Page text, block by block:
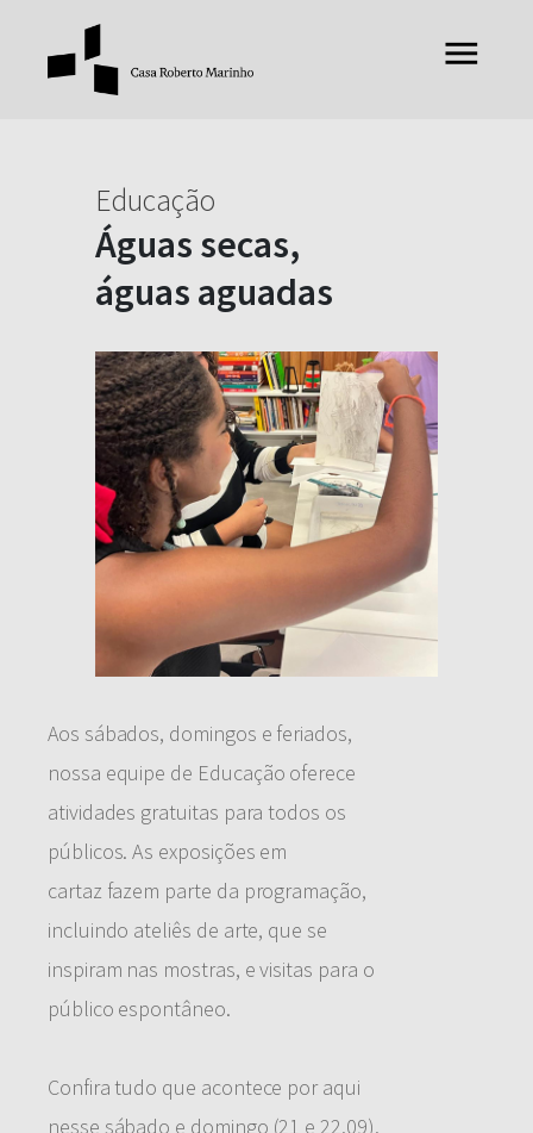
Educação
Águas secas,
águas aguadas
Aos sábados, domingos e feriados,
nossa equipe de Educação oferece
atividades gratuitas para todos os
públicos. As exposições em
cartaz fazem parte da programação,
incluindo ateliês de arte, que se
inspiram nas mostras, e visitas para o
público espontâneo.
Confira tudo que acontece por aqui
nesse sábado e domingo (21 e 22.09).